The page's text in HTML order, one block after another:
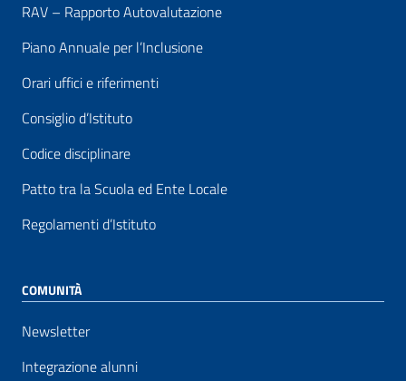
RAV – Rapporto Autovalutazione
Piano Annuale per l’Inclusione
Orari uffici e riferimenti
Consiglio d’Istituto
Codice disciplinare
Patto tra la Scuola ed Ente Locale
Regolamenti d’Istituto
COMUNITÀ
Newsletter
Integrazione alunni